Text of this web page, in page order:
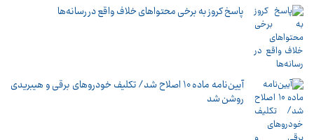
پاسخ کروز به برخی محتواهای خلاف واقع در رسانه‌ها
آیین‌نامه ماده 10 اصلاح شد/ تکلیف خودروهای برقی و هیبریدی
روشن شد